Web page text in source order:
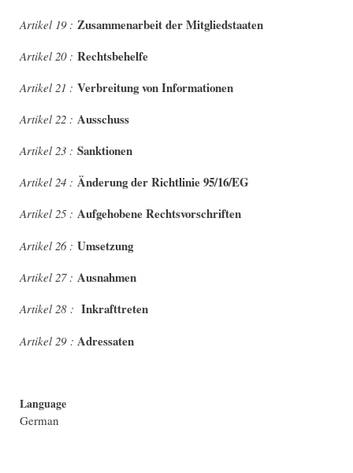
Artikel 19 : Zusammenarbeit der Mitgliedstaaten
Artikel 20 : Rechtsbehelfe
Artikel 21 : Verbreitung von Informationen
Artikel 22 : Ausschuss
Artikel 23 : Sanktionen
Artikel 24 : Änderung der Richtlinie 95/16/EG
Artikel 25 : Aufgehobene Rechtsvorschriften
Artikel 26 : Umsetzung
Artikel 27 : Ausnahmen
Artikel 28 : Inkrafttreten
Artikel 29 : Adressaten
Language
German